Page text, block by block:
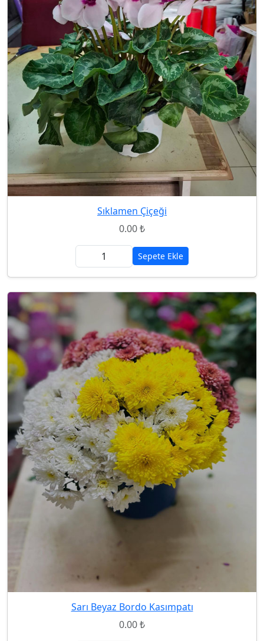
Sıklamen Çiçeği
0.00 ₺
Sepete Ekle
Sarı Beyaz Bordo Kasımpatı
0.00 ₺